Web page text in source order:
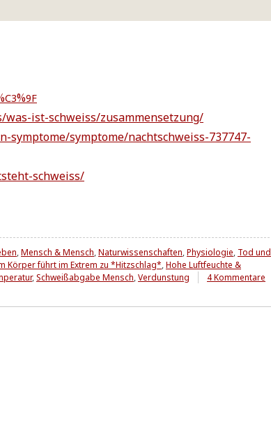
C3%9F
ist-schweiss/zusammensetzung/
symptome/nachtschweiss-737747-
schweiss/
,Mensch & Mensch,Naturwissenschaften,Physiologie, Tod und
Körper führt im Extrem zu *Hitzschlag*,Hohe Luftfeuchte &
,Schweißabgabe Mensch,Verdunstung 4 Kommentare